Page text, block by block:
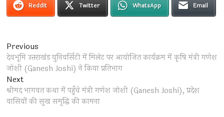
Reddit Twitter WhatsApp Email
Post
navigation
Previous
post:
देवभूमि उत्तराखंड युनिवर्सिटी में मिलेट पर आयोजित कार्यक्रम में कृषि मंत्री गणेश
जोशी (Ganesh Joshi) ने किया प्रतिभाग
NextNext
post:
श्रीमद भागवत कथा में पहुँचे मंत्री गणेश जोशी (Ganesh Joshi), प्रदेश
वासियों की सुख समृद्धि की कामना